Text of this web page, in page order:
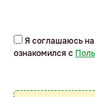
Я соглашаюсь на
ознакомился с